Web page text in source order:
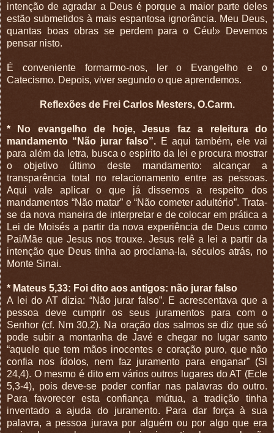
intenção de agradar a Deus é porque a maior parte deles
estão submetidos à mais espantosa ignorância. Meu Deus,
quantas boas obras se perdem para o Céu!» Devemos
pensar nisto.
É conveniente formarmo-nos, ler o Evangelho e o
Catecismo. Depois, viver segundo o que aprendemos.
Reflexões de Frei Carlos Mesters, O.Carm.
* No evangelho de hoje, Jesus faz a releitura do
mandamento “Não jurar falso”. E aqui também, ele vai
para além da letra, busca o espírito da lei e procura mostrar
o objetivo último deste mandamento: alcançar a
transparência total no relacionamento entre as pessoas.
Aqui vale aplicar o que já dissemos a respeito dos
mandamentos “Não matar” e “Não cometer adultério”. Trata-
se da nova maneira de interpretar e de colocar em prática a
Lei de Moisés a partir da nova experiência de Deus como
Pai/Mãe que Jesus nos trouxe. Jesus relê a lei a partir da
intenção que Deus tinha ao proclama-la, séculos atrás, no
Monte Sinai.
* Mateus 5,33: Foi dito aos antigos: não jurar falso
A lei do AT dizia: “Não jurar falso”. E acrescentava que a
pessoa deve cumprir os seus juramentos para com o
Senhor (cf. Nm 30,2). Na oração dos salmos se diz que só
pode subir a montanha de Javé e chegar no lugar santo
“aquele que tem mãos inocentes e coração puro, que não
confia nos ídolos, nem faz juramento para enganar” (Sl
24,4). O mesmo é dito em vários outros lugares do AT (Ecle
5,3-4), pois deve-se poder confiar nas palavras do outro.
Para favorecer esta confiança mútua, a tradição tinha
inventado a ajuda do juramento. Para dar força à sua
palavra, a pessoa jurava por alguém ou por algo que era